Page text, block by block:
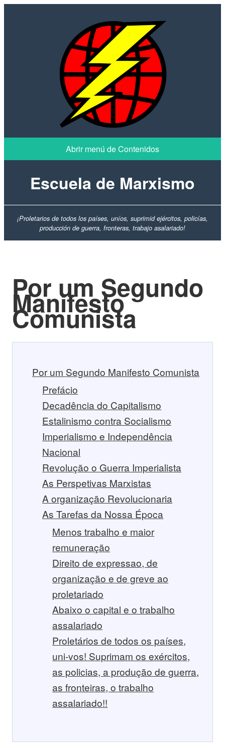
Escuela de Marxismo
¡Proletarios de todos los países, uníos, suprimid ejércitos, policías,
producción de guerra, fronteras, trabajo asalariado!
Por um Segundo
Manifesto
Comunista
Por um Segundo Manifesto Comunista
Prefácio
Decadência do Capitalismo
Estalinismo contra Socialismo
Imperialismo e Independência
Nacional
Revolução o Guerra Imperialista
As Perspetivas Marxistas
A organização Revolucionaria
As Tarefas da Nossa Época
Menos trabalho e maior
remuneração
Direito de expressao, de
organização e de greve ao
proletariado
Abaixo o capital e o trabalho
assalariado
Proletários de todos os países,
uni-vos! Suprimam os exércitos,
as policias, a produção de guerra,
as fronteiras, o trabalho
assalariado!!